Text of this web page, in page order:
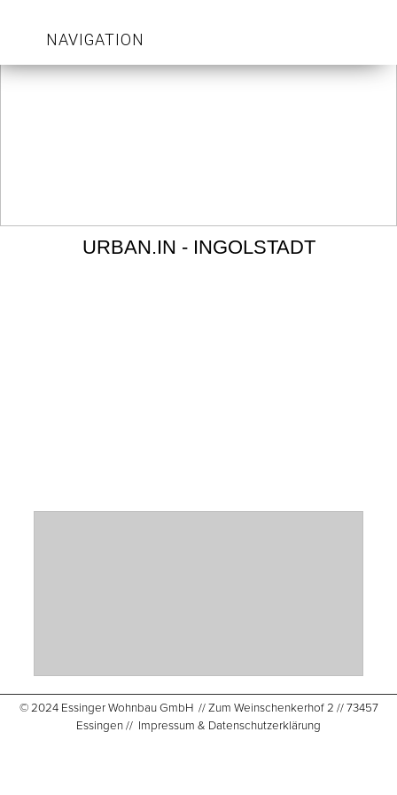
NAVIGATION
URBAN.IN - INGOLSTADT
© 2024 Essinger Wohnbau GmbH // Zum Weinschenkerhof 2 // 73457
Essingen // Impressum & Datenschutzerklärung